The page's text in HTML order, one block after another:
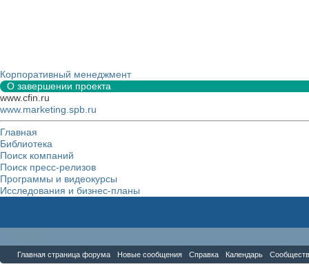
Корпоративный менеджмент
О завершении проекта
www.cfin.ru
www.marketing.spb.ru
Главная
Библиотека
Поиск компаний
Поиск пресс-релизов
Программы и видеокурсы
Исследования и бизнес-планы
Главная страница форума Новые сообщения Справка Календарь